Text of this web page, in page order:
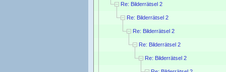
Re: Bilderrätsel 2
Re: Bilderrätsel 2
Re: Bilderrätsel 2
Re: Bilderrätsel 2
Re: Bilderrätsel 2